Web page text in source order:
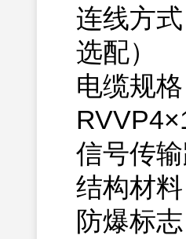
连线方
选配）
电缆规
信号传
结构材
防爆标